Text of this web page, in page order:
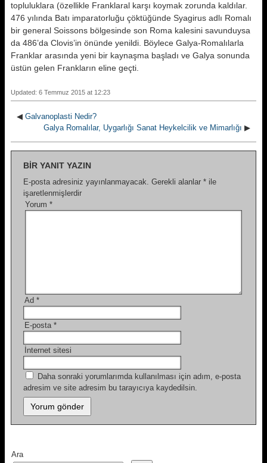
topluluklara (özellikle Franklaral karşı koymak zorunda kaldılar.
476 yılında Batı imparatorluğu çöktüğünde Syagirus adlı Romalı
bir general Soissons bölgesinde son Roma kalesini savunduysa
da 486’da Clovis’in önünde yenildi. Böylece Galya-Romalılarla
Franklar arasında yeni bir kaynaşma başladı ve Galya sonunda
üstün gelen Frankların eline geçti.
Updated: 6 Temmuz 2015 at 12:23
◀ Galvanoplasti Nedir?
Galya Romalılar, Uygarlığı Sanat Heykelcilik ve Mimarlığı ▶
BIR YANIT YAZIN
E-posta adresiniz yayınlanmayacak. Gerekli alanlar * ile
işaretlenmişlerdir
Yorum *
Ad *
E-posta *
İnternet sitesi
Daha sonraki yorumlarımda kullanılması için adım, e-posta
adresim ve site adresim bu tarayıcıya kaydedilsin.
Ara